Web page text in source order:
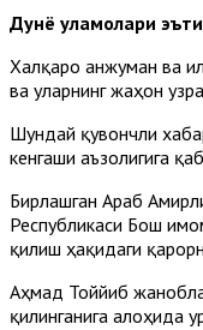
Дунё уламолари
Халқаро анжуман ва
ва уларнинг жаҳон
Шундай қувончли
кенгаши аъзолигига
Бирлашган Араб
Республикаси Бош
қилиш ҳақидаги
Аҳмад Тоййиб
қилинганига алоҳида